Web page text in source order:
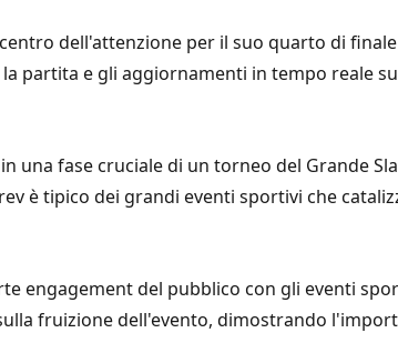
dell'attenzione per il suo quarto di
partita e gli aggiornamenti in tempo reale
una fase cruciale di un torneo del Grande
è tipico dei grandi eventi sportivi che
engagement del pubblico con gli eventi
fruizione dell'evento, dimostrando